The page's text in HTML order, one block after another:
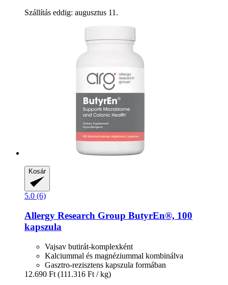
Szállítás eddig: augusztus 11.
Kosár
5.0 (6)
Allergy Research Group ButyrEn®, 100
kapszula
Vajsav butirát-komplexként
Kalciummal és magnéziummal kombinálva
Gasztro-rezisztens kapszula formában
12.690 Ft (111.316 Ft / kg)